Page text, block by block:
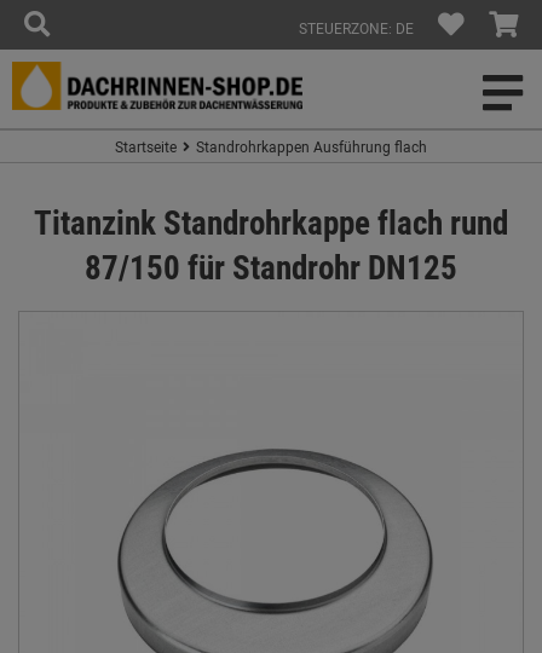
STEUERZONE: DE
Startseite Standrohrkappen Ausführung flach
Titanzink Standrohrkappe flach rund
87/150 für Standrohr DN125